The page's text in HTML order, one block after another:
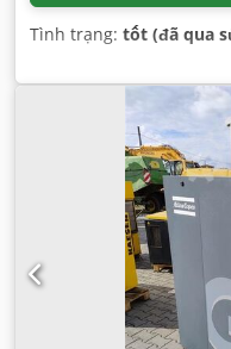
Tình trạng: tốt (đã qua